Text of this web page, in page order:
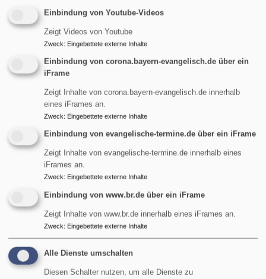
So, 9.8. 9 Uhr
Gottesdienst
Pfarrer Gottfried von Segnitz
Einbindung von Youtube-Videos
Zeigt Videos von Youtube
Zweck: Eingebettete externe Inhalte
Einbindung von corona.bayern-evangelisch.de über ein
iFrame
Zeigt Inhalte von corona.bayern-evangelisch.de innerhalb
eines iFrames an.
Zweck: Eingebettete externe Inhalte
Einbindung von evangelische-termine.de über ein iFrame
Zeigt Inhalte von evangelische-termine.de innerhalb eines
iFrames an.
Zweck: Eingebettete externe Inhalte
Einbindung von www.br.de über ein iFrame
Zeigt Inhalte von www.br.de innerhalb eines iFrames an.
Zweck: Eingebettete externe Inhalte
Alle Dienste umschalten
Diesen Schalter nutzen, um alle Dienste zu